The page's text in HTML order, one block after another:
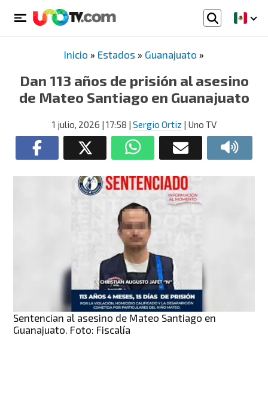
Inicio » Estados » Guanajuato »
Dan 113 años de prisión al asesino
de Mateo Santiago en Guanajuato
1 julio, 2026 | 17:58 | Sergio Ortiz | Uno TV
Sentencian al asesino de Mateo Santiago en
Guanajuato. Foto: Fiscalía